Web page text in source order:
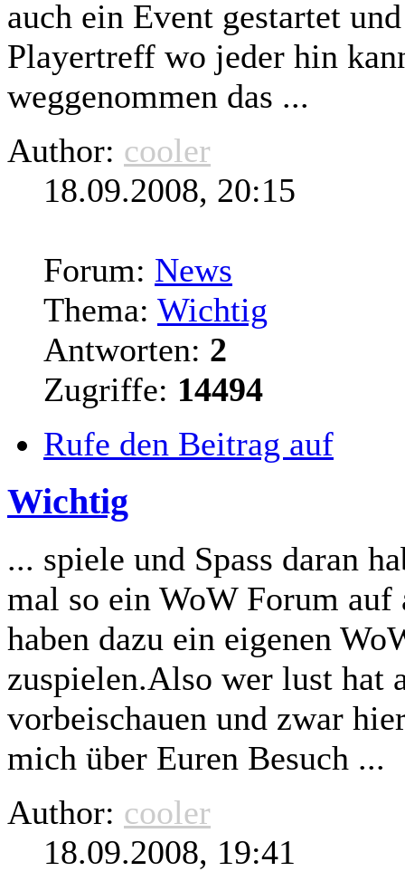
auch ein Event gestartet
Playertreff wo jeder hin
weggenommen das ...
Author: cooler
18.09.2008, 20:15
Forum: News
Thema: Wichtig
Antworten: 2
Zugriffe: 14494
Rufe den Beitrag auf
Wichtig
... spiele und Spass daran
mal so ein WoW Forum
haben dazu ein eigenen
zuspielen.Also wer lust hat
vorbeischauen und zwar
mich über Euren Besuch ...
Author: cooler
18.09.2008, 19:41